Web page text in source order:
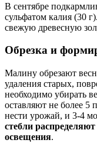
В сентябре
сульфатом калия (30
свежую древесную
Обрезка и
Малину обрезают
удаления старых,
необходимо убирать
оставляют не более 5
нести урожай, и 3-4
стебли
освещения.